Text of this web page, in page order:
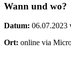
Wann und wo?
Datum: 06.07.2023
Ort: online via